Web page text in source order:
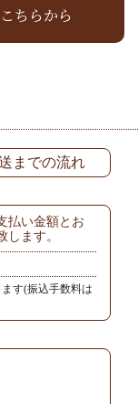
ちらから
までの流れ
払い金額とお
ます。
す(振込手数料は